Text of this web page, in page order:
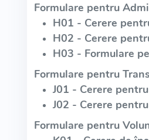
Formulare pentru
H01 - Cerere
H02 - Cerere
H03 - Formulare
Formulare pentru
J01 - Cerere
J02 - Cerere
Formulare pentru